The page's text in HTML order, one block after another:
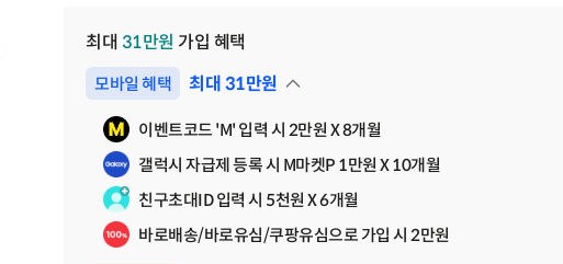
최대 31만원 가입 혜택
모바일 혜택 최대 31만원
펼쳐보기
이벤트코드 'M' 입력 시 2만원 X 8개월
갤럭시 자급제 등록 시 M마켓P 1만원 X 10개월
친구초대ID 입력 시 5천원 X 6개월
바로배송/바로유심/쿠팡유심으로 가입 시 2만원